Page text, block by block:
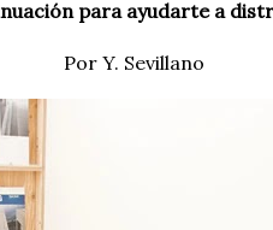
para ayudarte a
Por Y. Sevillano